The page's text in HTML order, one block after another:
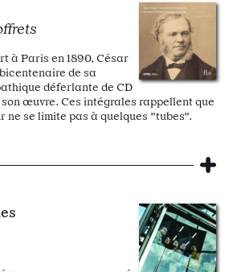
à Paris en 1890, César
de sa
déferlante de CD
œuvre. Ces intégrales rappellent que
ne se limite pas à quelques "tubes".